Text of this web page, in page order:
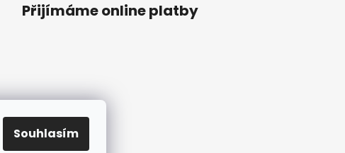
Souhlasím
Přijímáme online platby